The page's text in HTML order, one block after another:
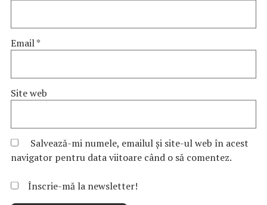
Email*
Site web
Salvează-mi numele, emailul și site-ul web în acest
navigator pentru data viitoare când o să comentez.
Înscrie-mă la newsletter!